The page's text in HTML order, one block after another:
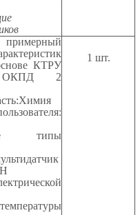
КТРУ
ОКПД 2
типы
1 шт.